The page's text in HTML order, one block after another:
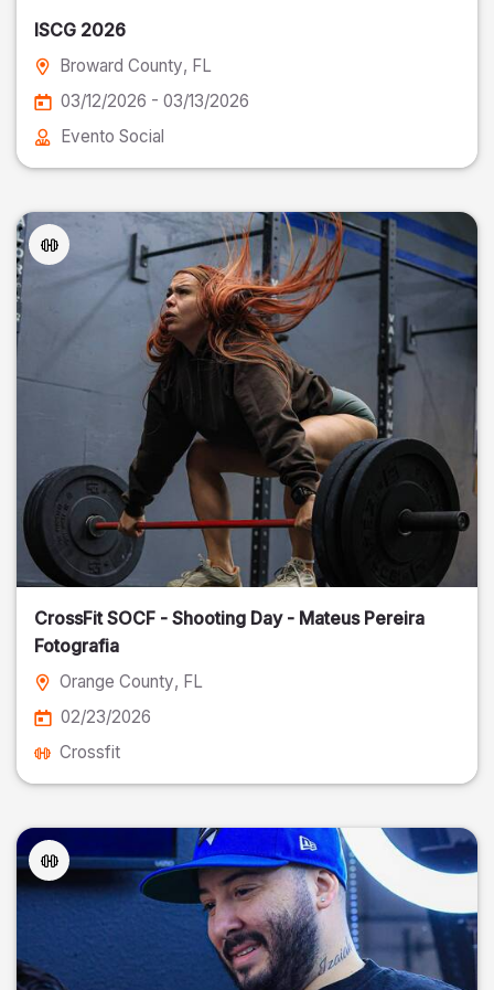
ISCG 2026
Broward County, FL
03/12/2026 - 03/13/2026
Evento Social
CrossFit SOCF - Shooting Day - Mateus Pereira
Fotografia
Orange County, FL
02/23/2026
Crossfit